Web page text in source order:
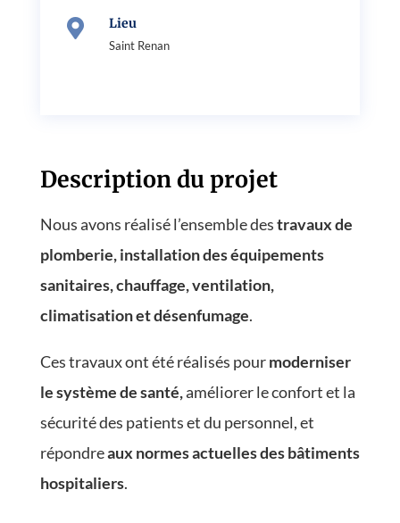
 Lieu
Saint Renan
Description du projet
Nous avons réalisé l’ensemble destravaux de
plomberie, installation des équipements
sanitaires, chauffage, ventilation,
climatisation et désenfumage.
Ces travaux ont été réalisés pourmoderniser
le système de santé,améliorer le confort et la
sécurité des patients et du personnel, et
répondreaux normes actuelles des bâtiments
hospitaliers.